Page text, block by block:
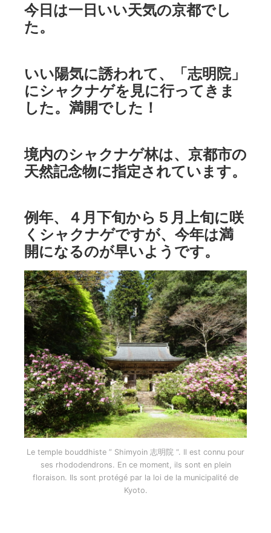
今日は一日いい天気の京都でし
た。
いい陽気に誘われて、「志明院」
にシャクナゲを見に行ってきま
した。満開でした！
境内のシャクナゲ林は、京都市の
天然記念物に指定されています。
例年、４月下旬から５月上旬に咲
くシャクナゲですが、今年は満
開になるのが早いようです。
Le temple bouddhiste ” Shimyoin 志明院 “. Il est connu pour
ses rhododendrons. En ce moment, ils sont en plein
floraison. Ils sont protégé par la loi de la municipalité de
Kyoto.